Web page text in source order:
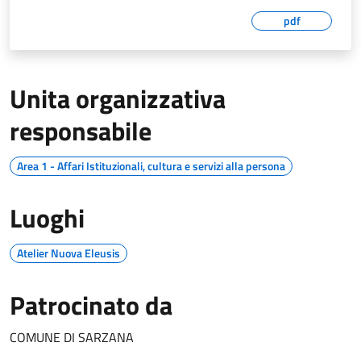
pdf
Unita organizzativa
responsabile
Area 1 - Affari Istituzionali, cultura e servizi alla persona
Luoghi
Atelier Nuova Eleusis
Patrocinato da
COMUNE DI SARZANA